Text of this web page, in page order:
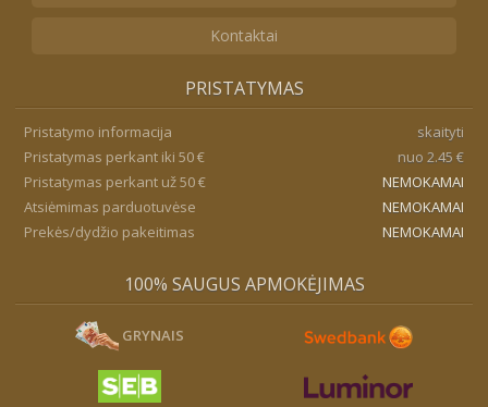
Kontaktai
PRISTATYMAS
Pristatymo informacija
skaityti
Pristatymas perkant iki 50 €
nuo 2.45 €
Pristatymas perkant už 50 €
NEMOKAMAI
Atsiėmimas parduotuvėse
NEMOKAMAI
Prekės/dydžio pakeitimas
NEMOKAMAI
100% SAUGUS APMOKĖJIMAS
GRYNAIS